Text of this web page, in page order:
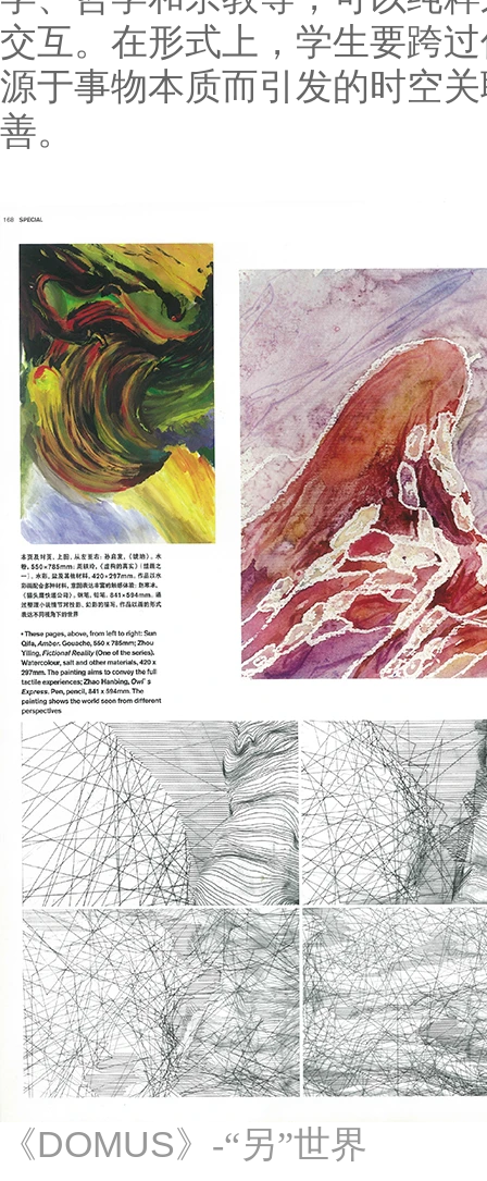
交互。在形式上，学生要跨
源于事物本质而引发的时空
善。
《DOMUS》-“另”世界